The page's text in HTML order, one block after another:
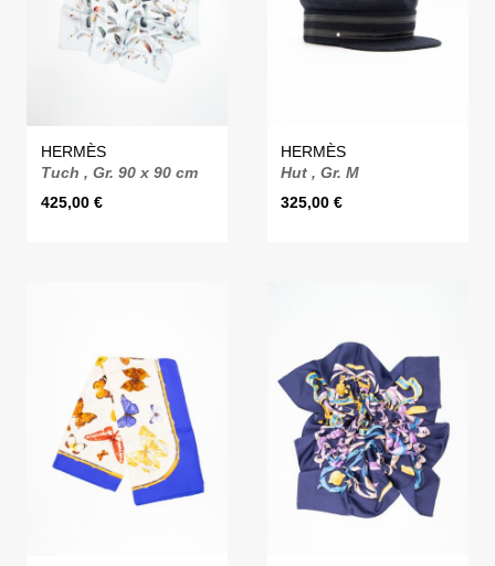
HERMÈS
Tuch , Gr. 90 x 90 cm
425,00 €
HERMÈS
Hut , Gr. M
325,00€